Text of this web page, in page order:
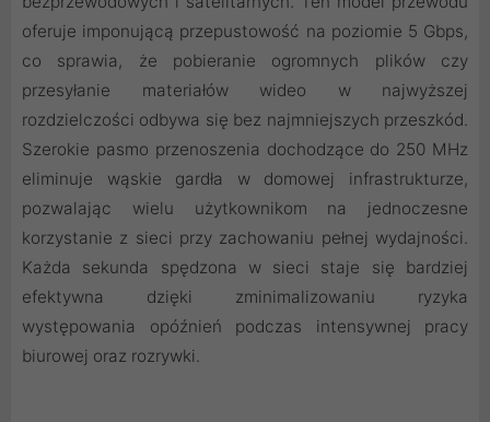
oferuje imponującą przepustowość na poziomie 5 Gbps,
co sprawia, że pobieranie ogromnych plików czy
przesyłanie materiałów wideo w najwyższej
rozdzielczości odbywa się bez najmniejszych przeszkód.
Szerokie pasmo przenoszenia dochodzące do 250 MHz
eliminuje wąskie gardła w domowej infrastrukturze,
pozwalając wielu użytkownikom na jednoczesne
korzystanie z sieci przy zachowaniu pełnej wydajności.
Każda sekunda spędzona w sieci staje się bardziej
efektywna dzięki zminimalizowaniu ryzyka
występowania opóźnień podczas intensywnej pracy
biurowej oraz rozrywki.